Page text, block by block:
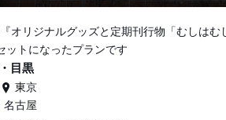
オリジナルグッズと定期刊行物「むしはむ
ットになったプランです
目黒
東京
名古屋